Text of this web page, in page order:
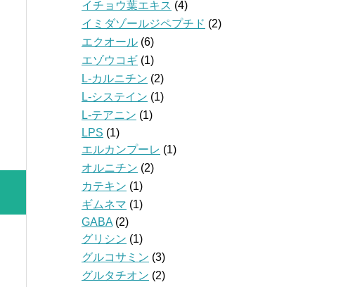
イチョウ葉エキス (4)
イミダゾールジペプチド (2)
エクオール (6)
エゾウコギ (1)
L-カルニチン (2)
L-システイン (1)
L-テアニン (1)
LPS (1)
エルカンプーレ (1)
オルニチン (2)
カテキン (1)
ギムネマ (1)
GABA (2)
グリシン (1)
グルコサミン (3)
グルタチオン (2)